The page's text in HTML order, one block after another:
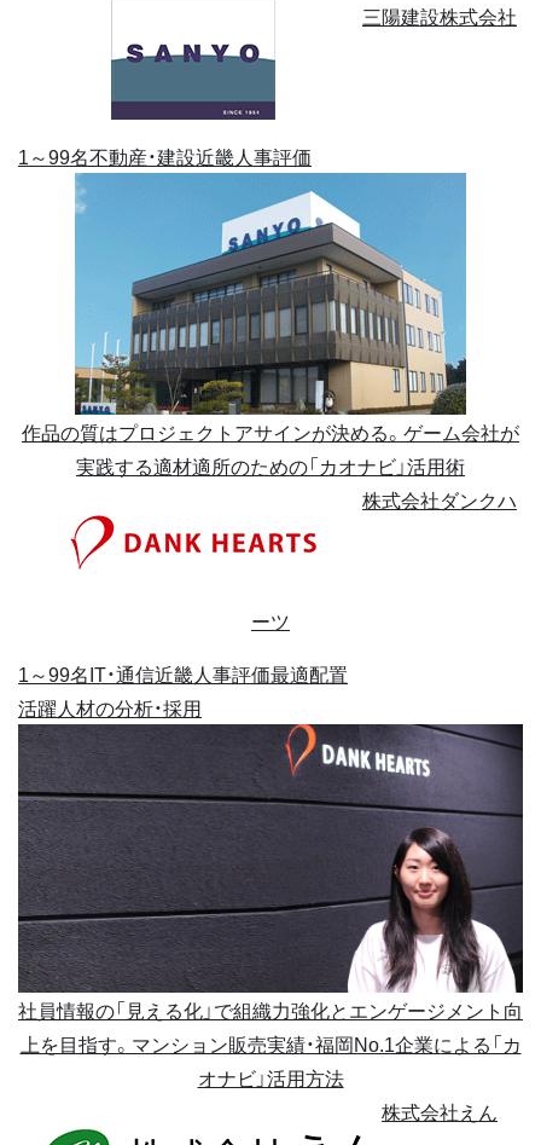
三陽建設株式会社
1～99名不動産・建設近畿人事評価
作品の質はプロジェクトアサインが決める。ゲーム会社が
実践する適材適所のための「カオナビ」活用術
株式会社ダンクハ
ーツ
1～99名IT・通信近畿人事評価最適配置
活躍人材の分析・採用
社員情報の「見える化」で組織力強化とエンゲージメント向
上を目指す。マンション販売実績・福岡No.1企業による「カ
オナビ」活用方法
株式会社えん